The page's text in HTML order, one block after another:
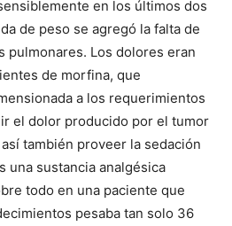
en los últimos dos
de peso se agregó la falta de
pulmonares. Los dolores eran
de morfina, que
a los requerimientos
el dolor producido por el tumor
también proveer la sedación
una sustancia analgésica
todo en una paciente que
pesaba tan solo 36